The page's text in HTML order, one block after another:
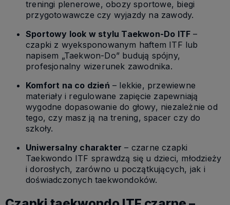
treningi plenerowe, obozy sportowe, biegi
przygotowawcze czy wyjazdy na zawody.
Sportowy look w stylu Taekwon-Do ITF –
czapki z wyeksponowanym haftem ITF lub
napisem „Taekwon-Do” budują spójny,
profesjonalny wizerunek zawodnika.
Komfort na co dzień – lekkie, przewiewne
materiały i regulowane zapięcie zapewniają
wygodne dopasowanie do głowy, niezależnie od
tego, czy masz ją na trening, spacer czy do
szkoły.
Uniwersalny charakter – czarne czapki
Taekwondo ITF sprawdzą się u dzieci, młodzieży
i dorosłych, zarówno u początkujących, jak i
doświadczonych taekwondoków.